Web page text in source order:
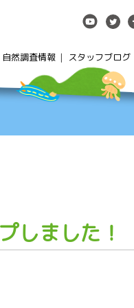
自然調査情報 スタッフブログ
しました！